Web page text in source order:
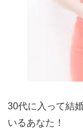
30代に入って結
いるあなた！